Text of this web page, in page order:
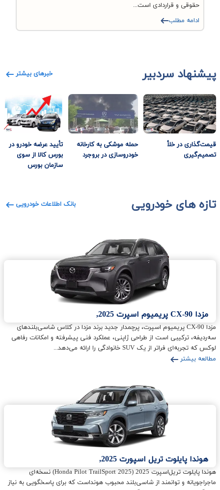
حقوقی و قراردادی است...
ادامه مطلب
پیشنهاد سردبیر خبرهای بیشتر
قیمت‌گذاری در خلأ
تصمیم‌گیری
حمله موشکی به کارخانه
خودروسازی در بروجرد
تأیید عرضه خودرو در
بورس کالا از سوی
سازمان بورس
تازه های خودرویی بانک اطلاعات خودرویی
مزدا CX-90 پریمیوم اسپرت 2025,
مزدا CX-90 پریمیوم اسپرت، پرچمدار جدید برند مزدا در کلاس شاسی‌بلندهای
سه‌ردیفه، ترکیبی است از طراحی ژاپنی، عملکرد فنی پیشرفته و امکانات رفاهی
لوکس که تجربه‌ای فراتر از یک SUV خانوادگی را ارائه می‌دهد...
مطالعه بیشتر
هوندا پایلوت تریل اسپورت 2025,
هوندا پایلوت تریل‌اسپرت 2025 (Honda Pilot TrailSport 2025) نسخه‌ای
ماجراجویانه و توانمند از شاسی‌بلند محبوب هونداست که برای پاسخگویی به نیاز